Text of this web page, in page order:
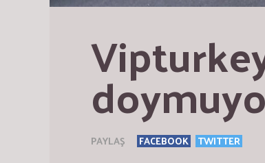
PAYLAŞ FACEBOOK TWITTER